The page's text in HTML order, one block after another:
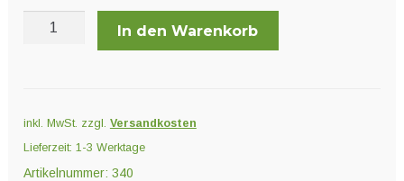
Vorfiltervlies
In den Warenkorb
inkl. MwSt. zzgl. Versandkosten
Lieferzeit: 1-3 Werktage
Artikelnummer: 340